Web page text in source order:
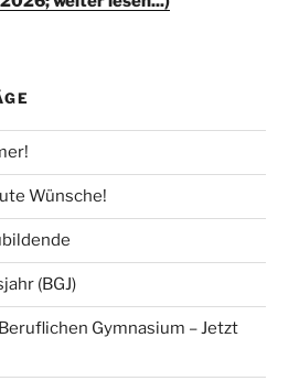
Wünsche!
(BGJ)
Gymnasium – Jetzt